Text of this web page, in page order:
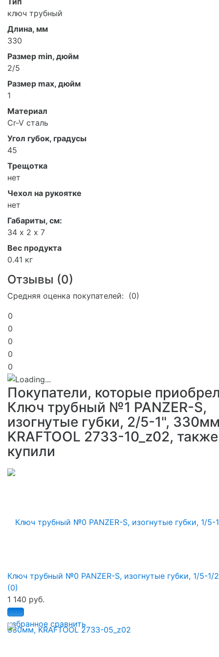
ключ трубный
Длина, мм
330
Размер min, дюйм
2/5
Размер max, дюйм
1
Материал
Cr-V сталь
Угол губок, градусы
45
Трещотка
нет
Чехол на рукоятке
нет
Габариты, см:
34 х 2 х 7
Вес продукта
0.41 кг
Отзывы (0)
Средняя оценка покупателей: (0)
0
0
0
0
0
Покупатели, которые
Ключ трубный №1 PANZER-S,
изогнутые губки, 2/5-1",
KRAFTOOL 2733-10_z02, также
купили
избранное сравнить
Ключ трубный №0 PANZER-S, изогнутые губки, 1/5-1/
(0)
1 140 руб.